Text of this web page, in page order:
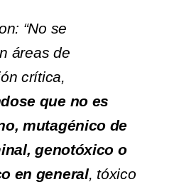
“No se
áreas de
crítica,
que no es
mutagénico de
genotóxico o
en general, tóxico